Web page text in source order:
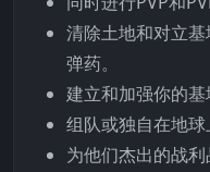
清除土地和对立
弹药。
建立和加强你的基
组队或独自在地球
为他们杰出的战利